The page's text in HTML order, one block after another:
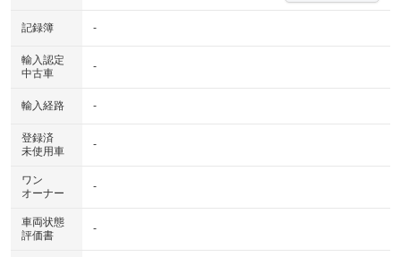
記録簿 -
輸入認定
中古車
-
輸入経路 -
登録済
未使用車
-
ワン
オーナー
-
車両状態
評価書
-